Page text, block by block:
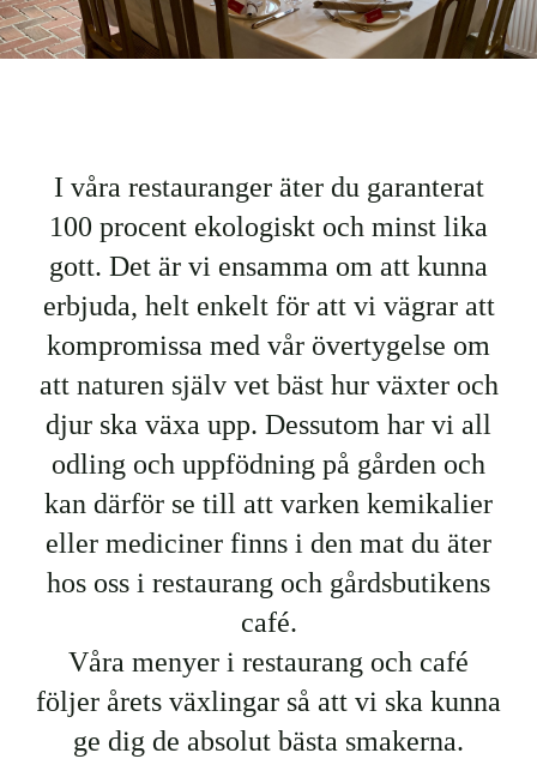
Bröllop & fest
Hotell
Ängavallen
Hitta hit
Sök
efter:
I våra restauranger äter du garanterat
100 procent ekologiskt och minst lika
gott. Det är vi ensamma om att kunna
erbjuda, helt enkelt för att vi vägrar att
kompromissa med vår övertygelse om
att naturen själv vet bäst hur växter och
djur ska växa upp. Dessutom har vi all
odling och uppfödning på gården och
kan därför se till att varken kemikalier
eller mediciner finns i den mat du äter
hos oss i restaurang och gårdsbutikens
café.
Våra menyer i restaurang och café
följer årets växlingar så att vi ska kunna
ge dig de absolut bästa smakerna.